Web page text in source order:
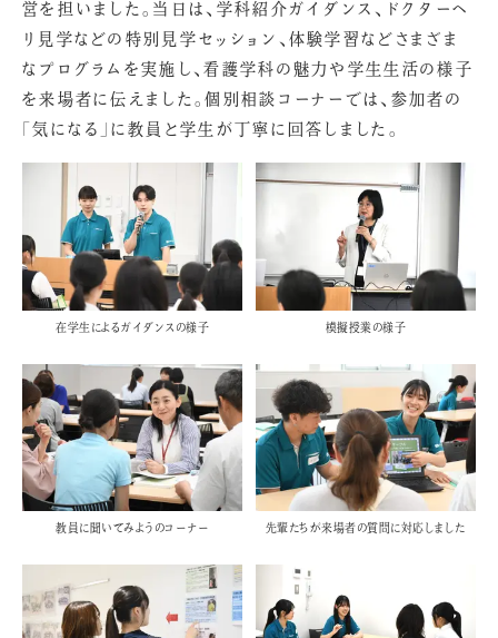
営を担いました。当日は、学科紹介ガイダンス、ドクターヘ
リ見学などの特別見学セッション、体験学習などさまざま
なプログラムを実施し、看護学科の魅力や学生生活の様子
を来場者に伝えました。個別相談コーナーでは、参加者の
「気になる」に教員と学生が丁寧に回答しました。
在学生によるガイダンスの様子 模擬授業の様子
教員に聞いてみようのコーナー 先輩たちが来場者の質問に対応しました